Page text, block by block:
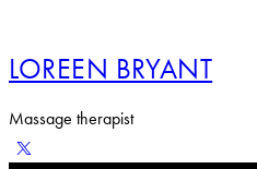
LOREEN BRYANT
Massage therapist